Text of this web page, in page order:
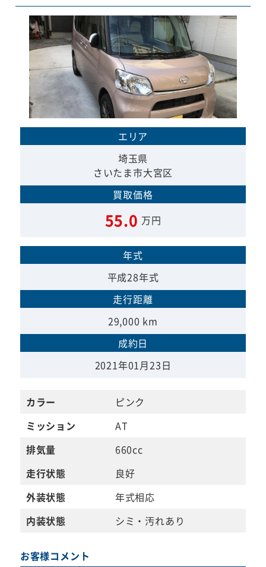
エリア
埼玉県
さいたま市大宮区
買取価格
55.0 万円
年式
平成28年式
走行距離
29,000 km
成約日
2021年01月23日
カラー
ピンク
ミッション
AT
排気量
660cc
走行状態
良好
外装状態
年式相応
内装状態
シミ・汚れあり
お客様コメント